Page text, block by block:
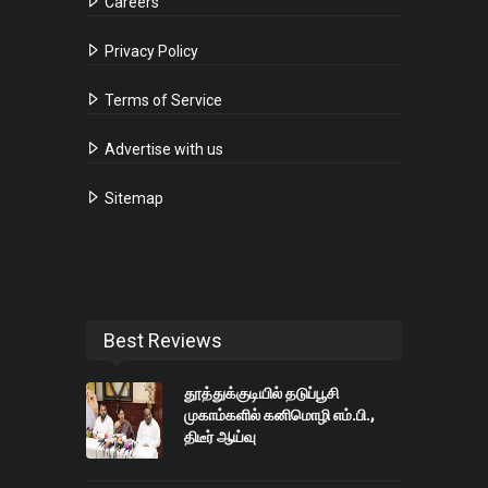
Privacy Policy
Terms of Service
Advertise with us
Sitemap
Best Reviews
தூத்துக்குடியில் தடுப்பூசி
முகாம்களில் கனிமொழி எம்.பி.,
திடீர் ஆய்வு